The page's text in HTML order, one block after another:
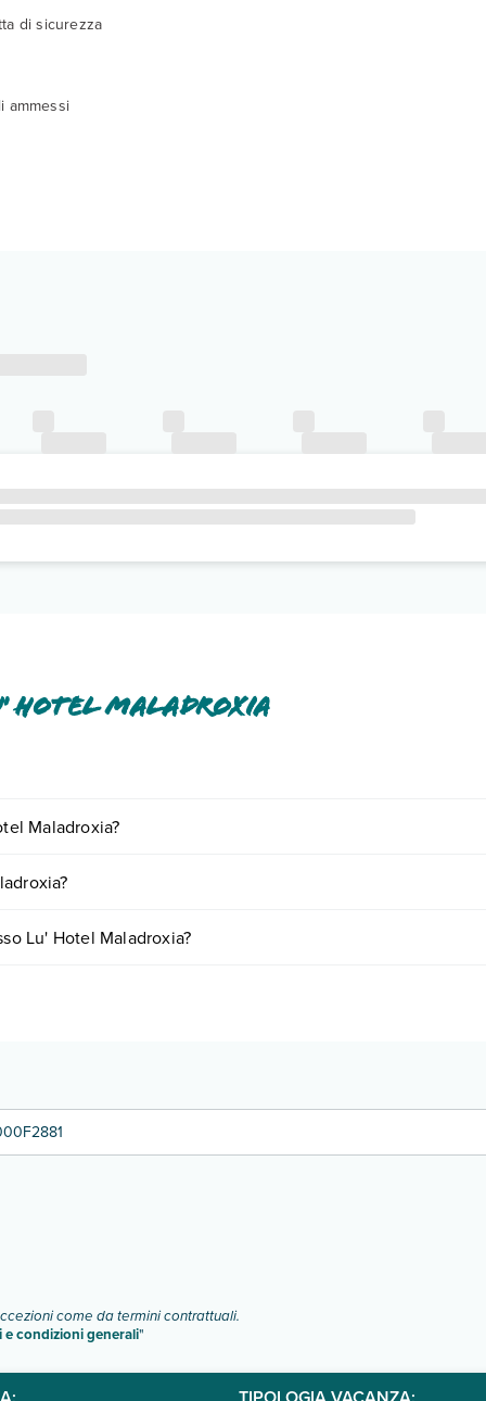
di sicurezza
ammessi
Hotel Maladroxia
e descrizione".
Maladroxia?
Lu' Hotel Maladroxia?
come da termini contrattuali.
condizioni generali"